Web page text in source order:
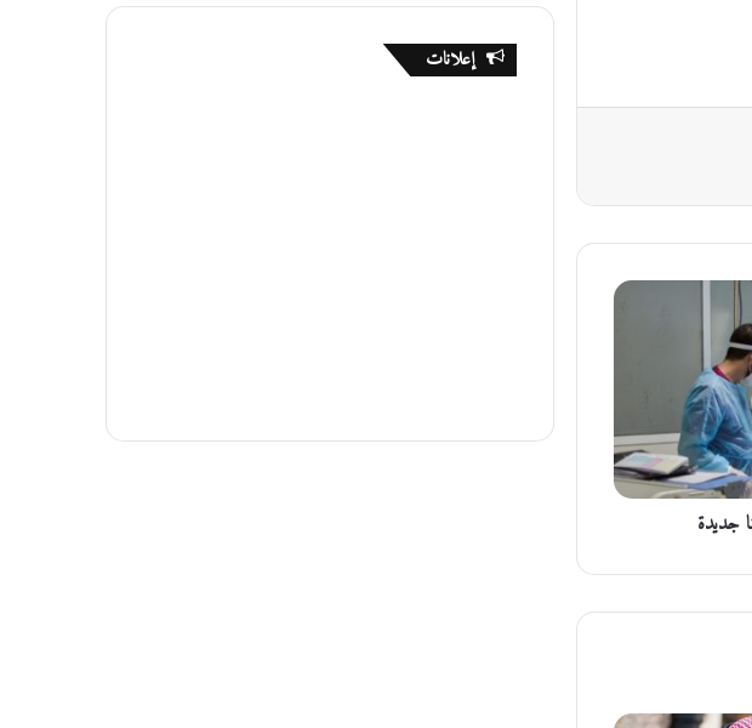
إعلانات